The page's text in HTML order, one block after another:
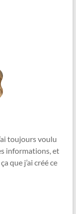
toujours voulu
informations, et
que j’ai créé ce